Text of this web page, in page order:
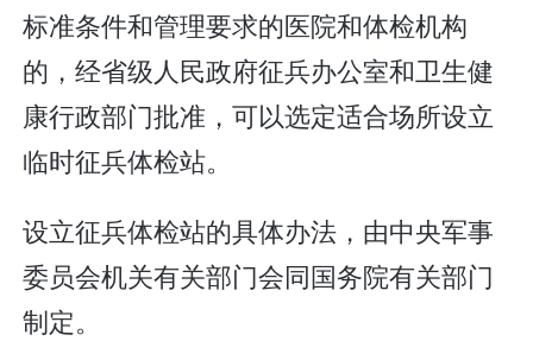
标准条件和管理要求的医院和体检机构
的，经省级人民政府征兵办公室和卫生健
康行政部门批准，可以选定适合场所设立
临时征兵体检站。
设立征兵体检站的具体办法，由中央军事
委员会机关有关部门会同国务院有关部门
制定。